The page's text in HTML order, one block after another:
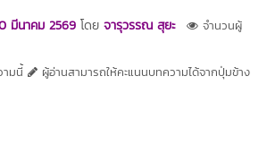
มีนาคม 2569 โดย จารุวรรณ สุยะ
จำนวนผู้
มนี้
ผู้อ่านสามารถให้คะแนนบทความได้จากปุ่มข้าง